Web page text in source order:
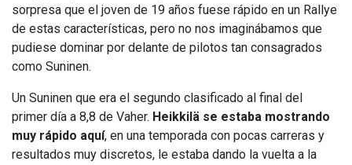
sorpresa que el joven de 19 años fuese rápido en un Rallye
de estas características, pero no nos imaginábamos que
pudiese dominar por delante de pilotos tan consagrados
como Suninen.
Un Suninen que era el segundo clasificado al final del
primer día a 8,8 de Vaher. Heikkilä se estaba mostrando
muy rápido aquí, en una temporada con pocas carreras y
resultados muy discretos, le estaba dando la vuelta a la